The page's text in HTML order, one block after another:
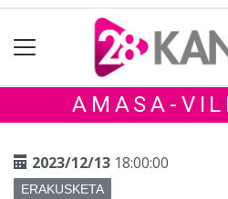
AMASA-
2023/12/13 18:00:00
ERAKUSKETA